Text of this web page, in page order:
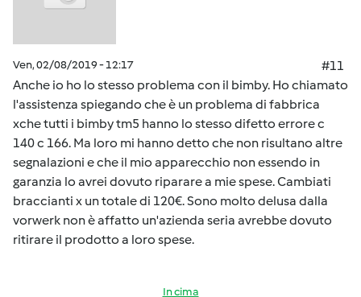
Ven, 02/08/2019 - 12:17
#11
Anche io ho lo stesso problema con il bimby. Ho chiamato
l'assistenza spiegando che è un problema di fabbrica
xche tutti i bimby tm5 hanno lo stesso difetto errore c
140 c 166. Ma loro mi hanno detto che non risultano altre
segnalazioni e che il mio apparecchio non essendo in
garanzia lo avrei dovuto riparare a mie spese. Cambiati
braccianti x un totale di 120€. Sono molto delusa dalla
vorwerk non è affatto un'azienda seria avrebbe dovuto
ritirare il prodotto a loro spese.
In cima